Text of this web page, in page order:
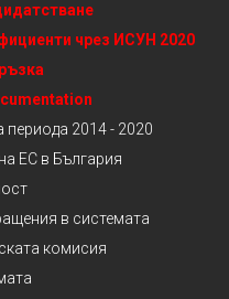
чрез ИСУН 2020
2014 - 2020
ЕС в България
в системата
комисия